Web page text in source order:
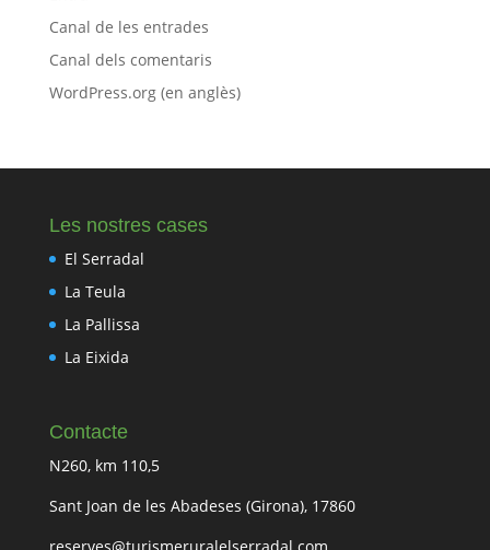
Canal de les entrades
Canal dels comentaris
WordPress.org (en anglès)
Les nostres cases
El Serradal
La Teula
La Pallissa
La Eixida
Contacte
N260, km 110,5
Sant Joan de les Abadeses (Girona), 17860